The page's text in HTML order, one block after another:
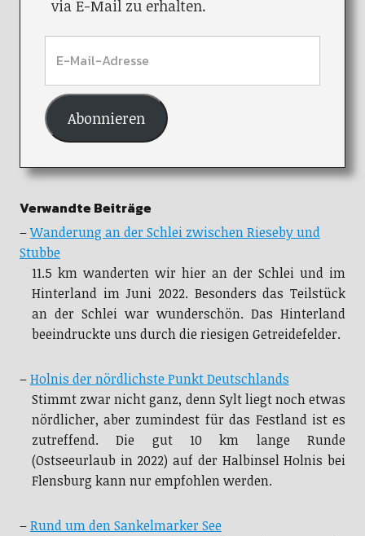
via E-Mail zu erhalten.
Abonnieren
Verwandte Beiträge
–Wanderung an der Schlei zwischen Rieseby und
Stubbe
11.5 km wanderten wir hier an der Schlei und im
Hinterland im Juni 2022. Besonders das Teilstück
an der Schlei war wunderschön. Das Hinterland
beeindruckte uns durch die riesigen Getreidefelder.
–Holnis der nördlichste Punkt Deutschlands
Stimmt zwar nicht ganz, denn Sylt liegt noch etwas
nördlicher, aber zumindest für das Festland ist es
zutreffend. Die gut 10 km lange Runde
(Ostseeurlaub in 2022) auf der Halbinsel Holnis bei
Flensburg kann nur empfohlen werden.
–Rund um den Sankelmarker See